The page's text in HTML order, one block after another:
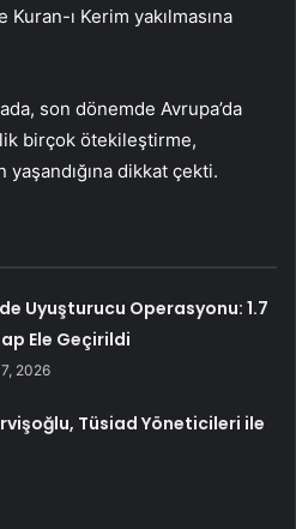
ı Kerim yakılmasına
son dönemde Avrupa’da
birçok ötekileştirme,
yaşandığına dikkat çekti.
Uyuşturucu Operasyonu: 1.7
Ele Geçirildi
2026
Tüsiad Yöneticileri ile